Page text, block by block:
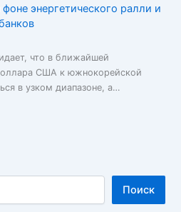
энергетического ралли и
что в ближайшей
США к южнокорейской
в узком диапазоне, а…
Поиск